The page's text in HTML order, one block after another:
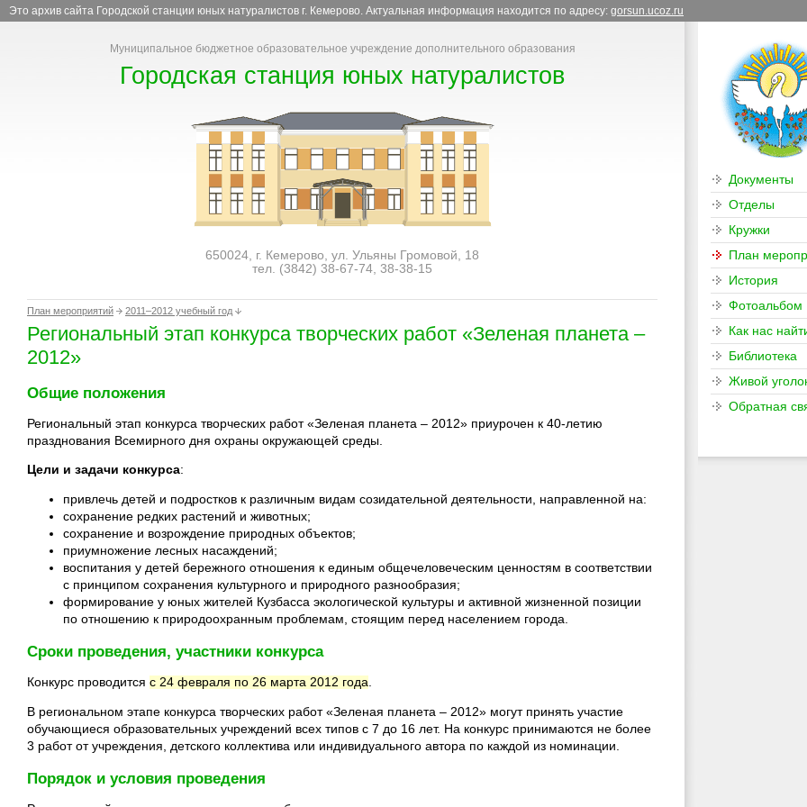
Это архив сайта Городской станции юных натуралистов г. Кемерово. Актуальная информация находится по адресу: gorsun.ucoz.ru
Муниципальное бюджетное образовательное учреждение дополнительного образования
Городская станция юных натуралистов
650024, г. Кемерово, ул. Ульяны Громовой, 18
тел. (3842) 38-67-74, 38-38-15
План мероприятий 2011–2012 учебный год
Региональный этап конкурса творческих работ «Зеленая планета –
2012»
Общие положения
Региональный этап конкурса творческих работ «Зеленая планета – 2012» приурочен к 40-летию
празднования Всемирного дня охраны окружающей среды.
Цели и задачи конкурса:
привлечь детей и подростков к различным видам созидательной деятельности, направленной на:
сохранение редких растений и животных;
сохранение и возрождение природных объектов;
приумножение лесных насаждений;
воспитания у детей бережного отношения к единым общечеловеческим ценностям в соответствии
с принципом сохранения культурного и природного разнообразия;
формирование у юных жителей Кузбасса экологической культуры и активной жизненной позиции
по отношению к природоохранным проблемам, стоящим перед населением города.
Сроки проведения, участники конкурса
Конкурс проводится с 24 февраля по 26 марта 2012 года
В региональном этапе конкурса творческих работ «Зеленая планета – 2012» могут принять участие
обучающиеся образовательных учреждений всех типов с 7 до 16 лет. На конкурс принимаются не более
3 работ от учреждения, детского коллектива или индивидуального автора по каждой из номинации.
Порядок и условия проведения
Документы
Отделы
Кружки
План
История
Фотоальбом
Как нас
Библиотека
Живой
Обратная